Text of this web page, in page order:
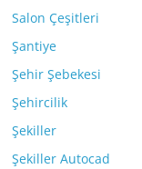
Salon Çeşitleri
Şantiye
Şehir Şebekesi
Şehircilik
Şekiller
Şekiller Autocad